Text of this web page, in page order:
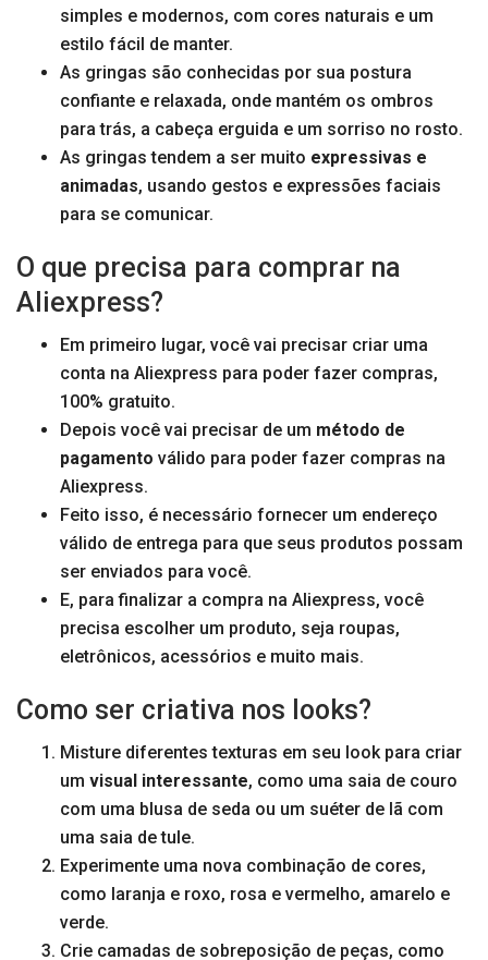
simples e modernos, com cores naturais e um
estilo fácil de manter.
As gringas são conhecidas por sua postura
confiante e relaxada, onde mantém os ombros
para trás, a cabeça erguida e um sorriso no rosto.
As gringas tendem a ser muito expressivas e
animadas, usando gestos e expressões faciais
para se comunicar.
O que precisa para comprar na
Aliexpress?
Em primeiro lugar, você vai precisar criar uma
conta na Aliexpress para poder fazer compras,
100% gratuito.
Depois você vai precisar de um método de
pagamento válido para poder fazer compras na
Aliexpress.
Feito isso, é necessário fornecer um endereço
válido de entrega para que seus produtos possam
ser enviados para você.
E, para finalizar a compra na Aliexpress, você
precisa escolher um produto, seja roupas,
eletrônicos, acessórios e muito mais.
Como ser criativa nos looks?
Misture diferentes texturas em seu look para criar
um visual interessante, como uma saia de couro
com uma blusa de seda ou um suéter de lã com
uma saia de tule.
Experimente uma nova combinação de cores,
como laranja e roxo, rosa e vermelho, amarelo e
verde.
Crie camadas de sobreposição de peças, como